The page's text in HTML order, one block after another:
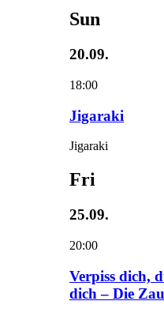
Sun
20.09.
18:00
Jigaraki
Jigaraki
Fri
25.09.
20:00
Verpiss dich,
dich – Die